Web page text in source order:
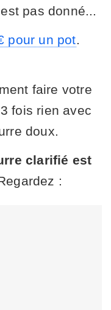
pas donné...
pour un pot
faire votre
fois rien avec
doux.
clarifié est
Regardez :